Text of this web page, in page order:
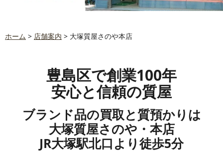
ホーム > 店舗案内 > 大塚質屋さのや本店
豊島区で創業100年
安心と信頼の質屋
ブランド品の買取と質預かりは
大塚質屋さのや・本店
JR大塚駅北口より徒歩5分